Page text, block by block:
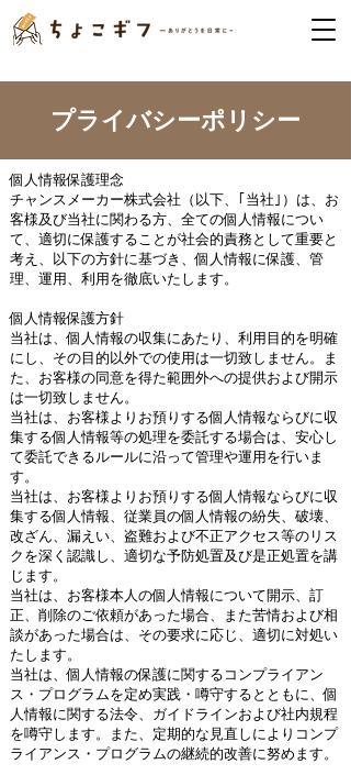
プライバシーポリシー
個人情報保護理念
チャンスメーカー株式会社（以下、｢当社｣）は、お
客様及び当社に関わる方、全ての個人情報につい
て、適切に保護することが社会的責務として重要と
考え、以下の方針に基づき、個人情報に保護、管
理、運用、利用を徹底いたします。
個人情報保護方針
当社は、個人情報の収集にあたり、利用目的を明確
にし、その目的以外での使用は一切致しません。ま
た、お客様の同意を得た範囲外への提供および開示
は一切致しません。
当社は、お客様よりお預りする個人情報ならびに収
集する個人情報等の処理を委託する場合は、安心し
て委託できるルールに沿って管理や運用を行いま
す。
当社は、お客様よりお預りする個人情報ならびに収
集する個人情報、従業員の個人情報の紛失、破壊、
改ざん、漏えい、盗難および不正アクセス等のリス
クを深く認識し、適切な予防処置及び是正処置を講
じます。
当社は、お客様本人の個人情報について開示、訂
正、削除のご依頼があった場合、また苦情および相
談があった場合は、その要求に応じ、適切に対処い
たします。
当社は、個人情報の保護に関するコンプライアン
ス・プログラムを定め実践・噂守するとともに、個
人情報に関する法令、ガイドラインおよび社内規程
を噂守します。また、定期的な見直しによりコンプ
ライアンス・プログラムの継続的改善に努めます。